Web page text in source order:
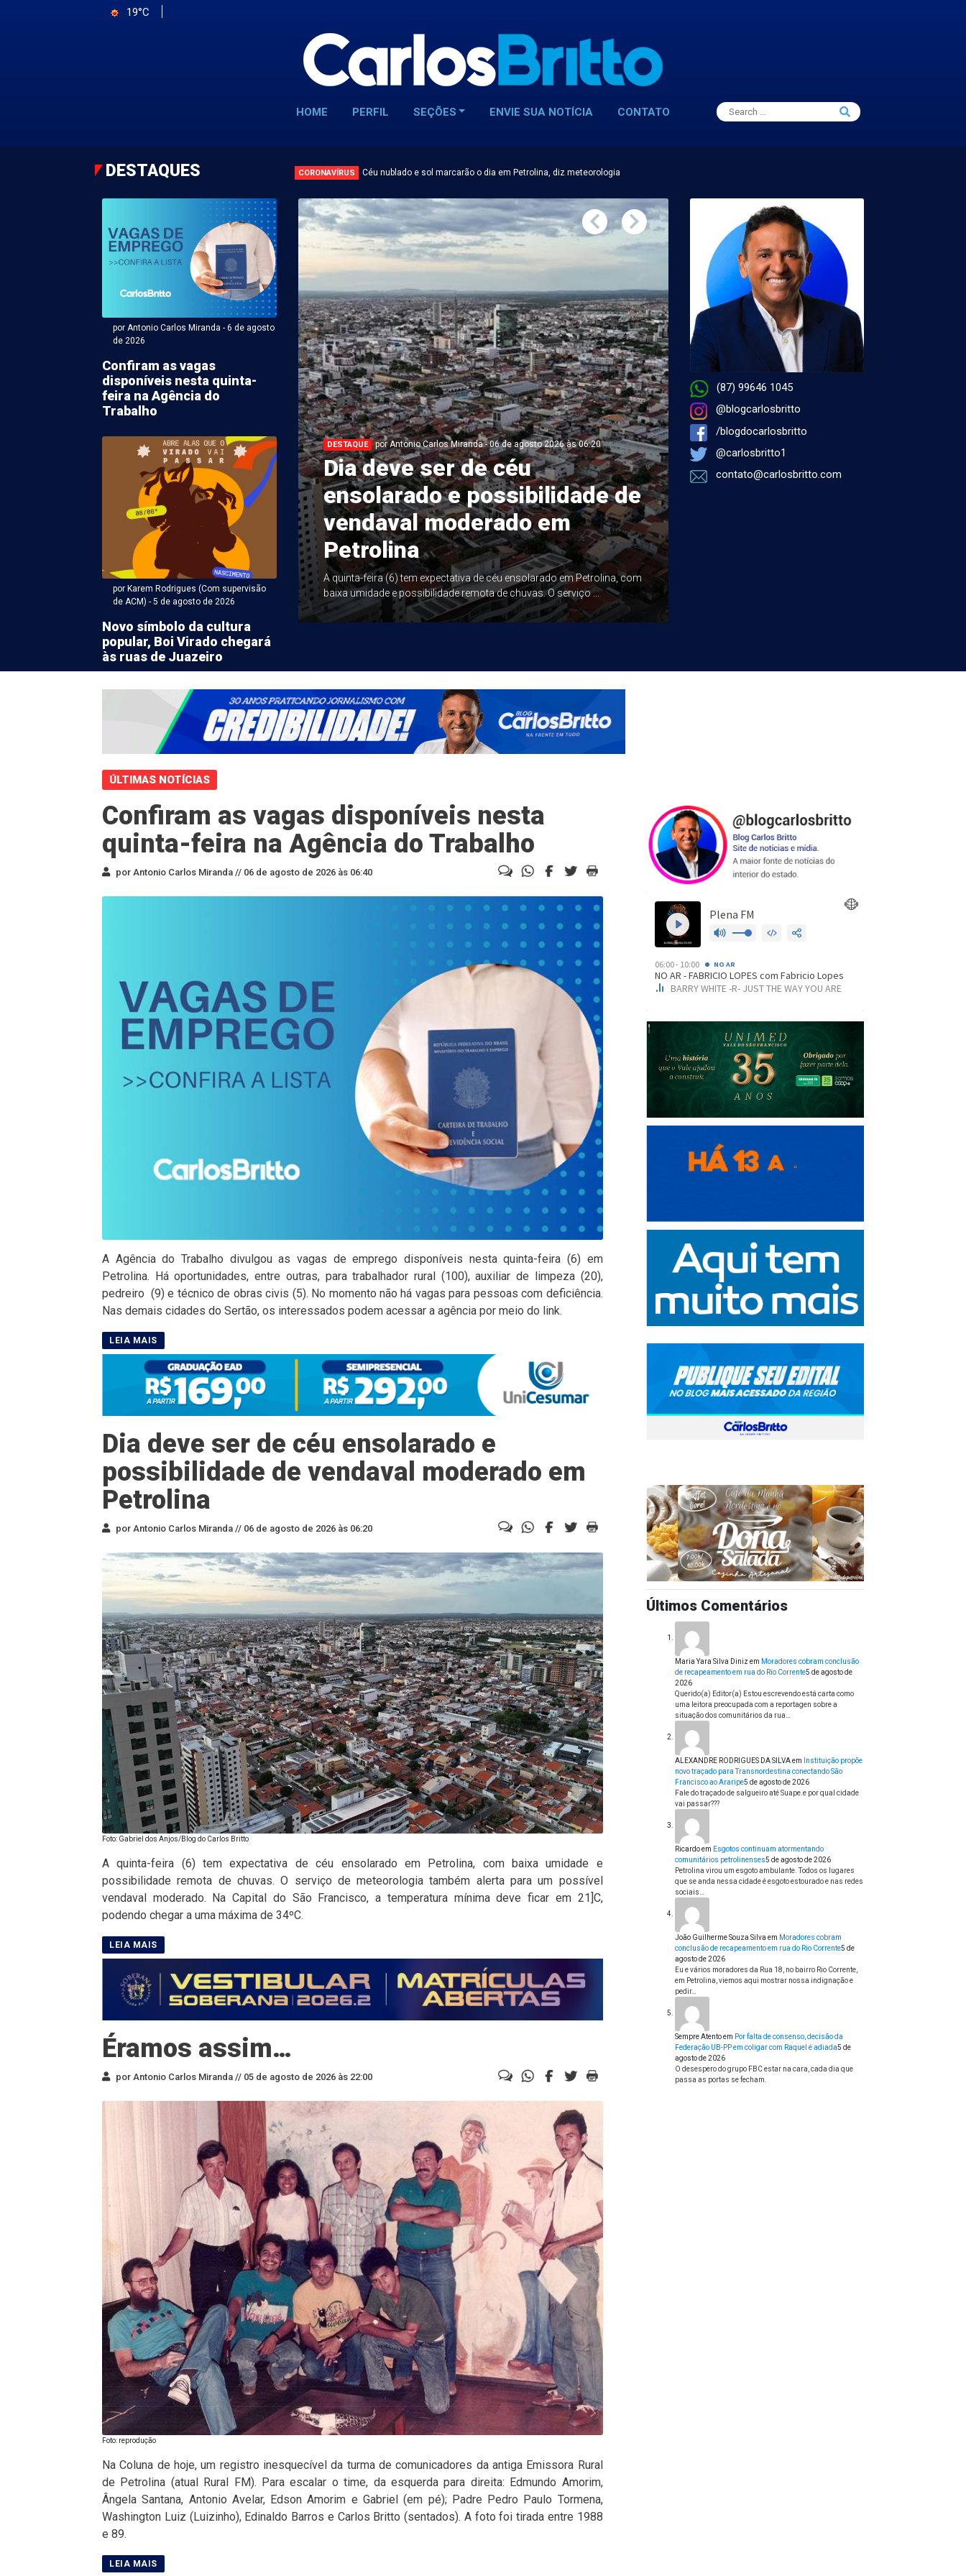
19°C
HOME PERFIL SEÇÕES ENVIE SUA NOTÍCIA CONTATO
Search
for:
Search
DESTAQUES CORONAVÍRUS Céu nublado e sol marcarão o dia em Petrolina, diz meteorologia
por Antonio Carlos Miranda - 6 de agosto
de 2026
Confiram as vagas
disponíveis nesta quinta-
feira na Agência do
Trabalho
por Karem Rodrigues (Com supervisão
de ACM) - 5 de agosto de 2026
Novo símbolo da cultura
popular, Boi Virado chegará
às ruas de Juazeiro
Carlos Miranda - 05 de agosto 2026 às 20:00
Motorista
153 kg de
é detido pela PRF
transportava 153 quilos de maconha foi detido, na
tentar fugir de uma fiscalização da ...
DESTAQUE por Antonio Carlos Miranda - 06 de agosto 2026 às 06:20
Dia deve ser de céu
ensolarado e possibilidade de
vendaval moderado em
Petrolina
A quinta-feira (6) tem expectativa de céu ensolarado em Petrolina, com
baixa umidade e possibilidade remota de chuvas. O serviço ...
(87) 99646 1045
@blogcarlosbritto
/blogdocarlosbritto
@carlosbritto1
contato@carlosbritto.com
ÚLTIMAS NOTÍCIAS
Confiram as vagas disponíveis nesta
quinta-feira na Agência do Trabalho
por Antonio Carlos Miranda // 06 de agosto de 2026 às 06:40
A Agência do Trabalho divulgou as vagas de emprego disponíveis nesta quinta-feira (6) em
Petrolina. Há oportunidades, entre outras, para trabalhador rural (100), auxiliar de limpeza (20),
pedreiro (9) e técnico de obras civis (5). No momento não há vagas para pessoas com deficiência.
Nas demais cidades do Sertão, os interessados podem acessar a agência por meio do link.
Dia deve ser de céu ensolarado e
possibilidade de vendaval moderado em
Petrolina
por Antonio Carlos Miranda // 06 de agosto de 2026 às 06:20
Foto: Gabriel dos Anjos/Blog do Carlos Britto
A quinta-feira (6) tem expectativa de céu ensolarado em Petrolina, com baixa umidade e
possibilidade remota de chuvas. O serviço de meteorologia também alerta para um possível
vendaval moderado. Na Capital do São Francisco, a temperatura mínima deve ficar em 21]C,
podendo chegar a uma máxima de 34ºC.
Éramos assim…
por Antonio Carlos Miranda // 05 de agosto de 2026 às 22:00
Foto: reprodução
Na Coluna de hoje, um registro inesquecível da turma de comunicadores da antiga Emissora Rural
de Petrolina (atual Rural FM). Para escalar o time, da esquerda para direita: Edmundo Amorim,
Ângela Santana, Antonio Avelar, Edson Amorim e Gabriel (em pé); Padre Pedro Paulo Tormena,
Washington Luiz (Luizinho), Edinaldo Barros e Carlos Britto (sentados). A foto foi tirada entre 1988
e 89.
Últimos Comentários
Maria Yara Silva Diniz em Moradores cobram conclusão
de recapeamento em rua do Rio Corrente5 de agosto de
2026
Querido(a) Editor(a) Estou escrevendo está carta como
uma leitora preocupada com a reportagen sobre a
situação dos comunitários da rua…
ALEXANDRE RODRIGUES DA SILVAem
Instituição propõe
novo traçado para Transnordestina conectando São
Francisco ao Araripe5 de agosto de 2026
Fale do traçado de salgueiro até Suape.e por qual cidade
vai passar???
Ricardoem Esgotos continuam atormentando
comunitários petrolinenses5 de agosto de 2026
Petrolina virou um esgoto ambulante. Todos os lugares
que se anda nessa cidade é esgoto estourado e nas redes
sociais…
João Guilherme Souza Silva em Moradores cobram
conclusão de recapeamento em rua do Rio Corrente5 de
agosto de 2026
Eu e vários moradores da Rua 18, no bairro Rio Corrente,
em Petrolina, viemos aqui mostrar nossa indignação e
pedir…
Sempre Atentoem Por falta de consenso, decisão da
Federação UB-PP em coligar com Raquel é adiada5 de
agosto de 2026
O desespero do grupo FBC estar na cara, cada dia que
passa as portas se fecham.